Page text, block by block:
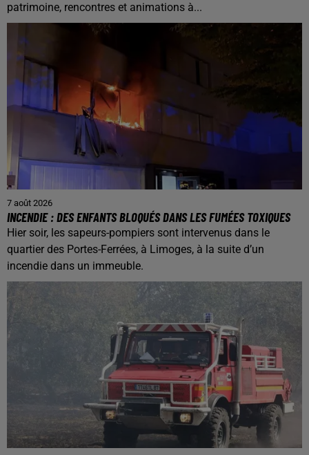
patrimoine, rencontres et animations à...
7 août 2026
INCENDIE : DES ENFANTS BLOQUÉS DANS LES FUMÉES TOXIQUES
Hier soir, les sapeurs-pompiers sont intervenus dans le
quartier des Portes-Ferrées, à Limoges, à la suite d’un
incendie dans un immeuble.